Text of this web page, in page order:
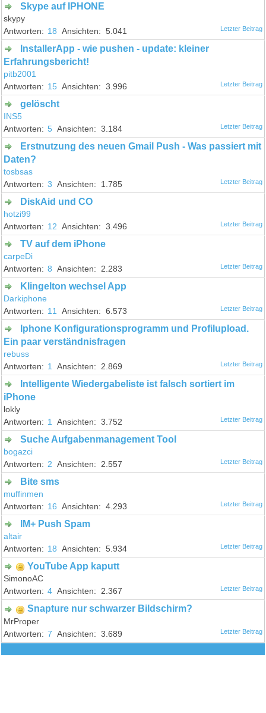
Skype auf IPHONE
skypy
18
5.041
InstallerApp - wie pushen - update: kleiner
Erfahrungsbericht!
pitb2001
15
3.996
gelöscht
INS5
5
3.184
Erstnutzung des neuen Gmail Push - Was passiert mit
Daten?
tosbsas
3
1.785
DiskAid und CO
hotzi99
12
3.496
TV auf dem iPhone
carpeDi
8
2.283
Klingelton wechsel App
Darkiphone
11
6.573
Iphone Konfigurationsprogramm und Profilupload.
Ein paar verständnisfragen
rebuss
1
2.869
Intelligente Wiedergabeliste ist falsch sortiert im
iPhone
lokly
1
3.752
Suche Aufgabenmanagement Tool
bogazci
2
2.557
Bite sms
muffinmen
16
4.293
IM+ Push Spam
altair
18
5.934
YouTube App kaputt
SimonoAC
4
2.367
Snapture nur schwarzer Bildschirm?
MrProper
7
3.689